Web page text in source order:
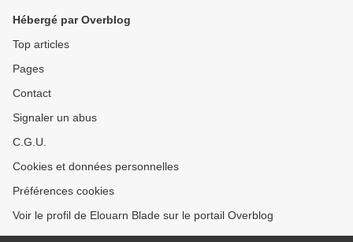
Hébergé par Overblog
Top articles
Pages
Contact
Signaler un abus
C.G.U.
Cookies et données personnelles
Préférences cookies
Voir le profil de Elouarn Blade sur le portail Overblog